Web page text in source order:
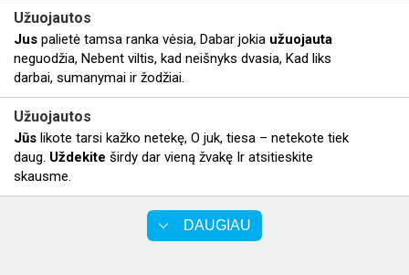
Užuojautos
Jus palietė tamsa ranka vėsia, Dabar jokia užuojauta
neguodžia, Nebent viltis, kad neišnyks dvasia, Kad liks
darbai, sumanymai ir žodžiai.
Užuojautos
Jūs likote tarsi kažko netekę, O juk, tiesa – netekote tiek
daug. Uždekite širdy dar vieną žvakę Ir atsitieskite
skausme.
DAUGIAU